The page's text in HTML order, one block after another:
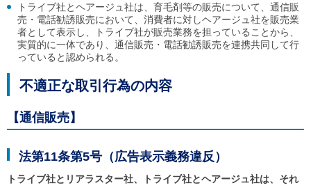
トライブ社とヘアージュ社は、育毛剤等の販売について、通信販
売・電話勧誘販売において、消費者に対しヘアージュ社を販売業
者として表示し、トライブ社が販売業務を担っていることから、
実質的に一体であり、通信販売・電話勧誘販売を連携共同して行
っていると認められる。
不適正な取引行為の内容
【通信販売】
法第11条第5号（広告表示義務違反）
トライブ社とリアラスター社、トライブ社とヘアージュ社は、それ